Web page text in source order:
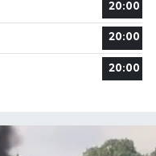
20:00
20:00
20:00